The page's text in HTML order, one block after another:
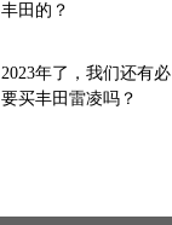
丰田的？
2023年了，我们还有必
要买丰田雷凌吗？